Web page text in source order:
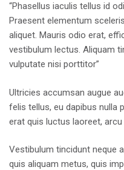
“Phasellus iaculis tellus id
Praesent elementum
aliquet. Mauris odio erat,
vestibulum lectus. Aliquam
vulputate nisi porttitor”
Ultricies accumsan augue
felis tellus, eu dapibus nulla
erat quis luctus laoreet,
Vestibulum tincidunt neque
quis aliquam metus, quis